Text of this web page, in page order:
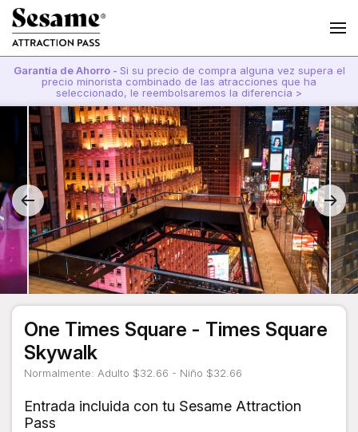
Garantía de Ahorro - Si su precio de compra alguna vez supera el
precio minorista combinado de las atracciones que ha
seleccionado, le reembolsaremos la diferencia >
One Times Square - Times Square
Skywalk
Normalmente: Adulto $32.66 - Niño $32.66
Entrada incluida con tu Sesame Attraction
Pass